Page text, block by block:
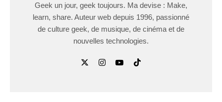
Geek un jour, geek toujours. Ma devise : Make,
learn, share. Auteur web depuis 1996, passionné
de culture geek, de musique, de cinéma et de
nouvelles technologies.